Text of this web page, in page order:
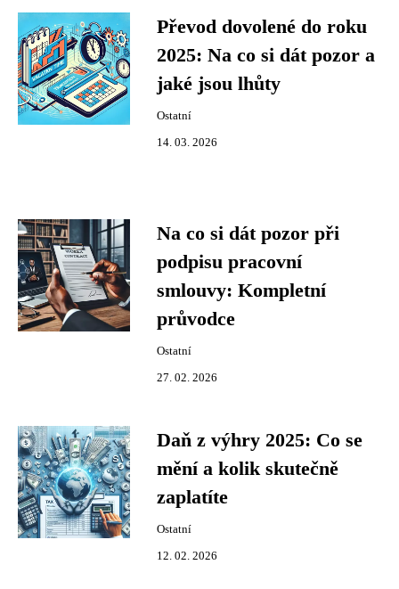
Převod dovolené do roku
2025: Na co si dát pozor a
jaké jsou lhůty
Ostatní
14. 03. 2026
Na co si dát pozor při
podpisu pracovní
smlouvy: Kompletní
průvodce
Ostatní
27. 02. 2026
Daň z výhry 2025: Co se
mění a kolik skutečně
zaplatíte
Ostatní
12. 02. 2026